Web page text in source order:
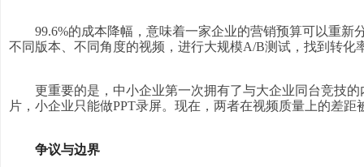
99.6%的成本降幅，意味着一家企业的营销预算可以重
不同版本、不同角度的视频，进行大规模A/B测试，找到转化
更重要的是，中小企业第一次拥有了与大企业同台竞技
片，小企业只能做PPT录屏。现在，两者在视频质量上的差距
争议与边界